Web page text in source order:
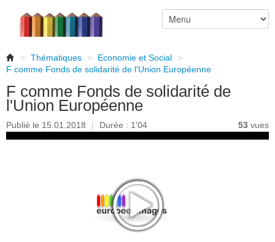
> Thématiques > Economie et Social
>
F comme Fonds de solidarité de l'Union Européenne
F comme Fonds de solidarité de
l'Union Européenne
Publié le 15.01.2018 | Durée : 1'04 53 vues